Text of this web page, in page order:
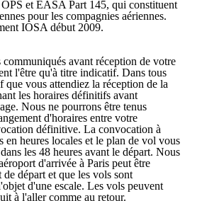
et EASA Part 145, qui constituent
pour les compagnies aériennes.
IOSA début 2009.
avant réception de votre
l'être qu'à titre indicatif. Dans tous
que vous attendiez la réception de la
les horaires définitifs avant
Nous ne pourrons être tenus
d'horaires entre votre
définitive. La convocation à
en heures locales et le plan de vol vous
les 48 heures avant le départ. Nous
d'arrivée à Paris peut être
départ et que les vols sont
d'une escale. Les vols peuvent
à l'aller comme au retour.